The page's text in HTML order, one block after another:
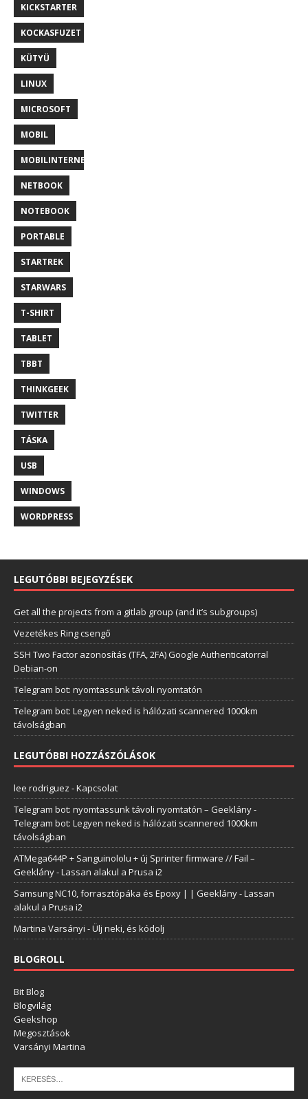
KICKSTARTER
KOCKASFUZET
KÜTYÜ
LINUX
MICROSOFT
MOBIL
MOBILINTERNET
NETBOOK
NOTEBOOK
PORTABLE
STARTREK
STARWARS
T-SHIRT
TABLET
TBBT
THINKGEEK
TWITTER
TÁSKA
USB
WINDOWS
WORDPRESS
LEGUTÓBBI BEJEGYZÉSEK
Get all the projects from a gitlab group (and it’s subgroups)
Vezetékes Ring csengő
SSH Two Factor azonosítás (TFA, 2FA) Google Authenticatorral
Debian-on
Telegram bot: nyomtassunk távoli nyomtatón
Telegram bot: Legyen neked is hálózati scannered 1000km
távolságban
LEGUTÓBBI HOZZÁSZÓLÁSOK
lee rodriguez -Kapcsolat
Telegram bot: nyomtassunk távoli nyomtatón – Geeklány-
Telegram bot: Legyen neked is hálózati scannered 1000km
távolságban
ATMega644P + Sanguinololu + új Sprinter firmware // Fail –
Geeklány-Lassan alakul a Prusa i2
Samsung NC10, forrasztópáka és Epoxy | | Geeklány-Lassan
alakul a Prusa i2
Martina Varsányi -Ülj neki, és kódolj
BLOGROLL
Bit Blog
Blogvilág
Geekshop
Megosztások
Varsányi Martina